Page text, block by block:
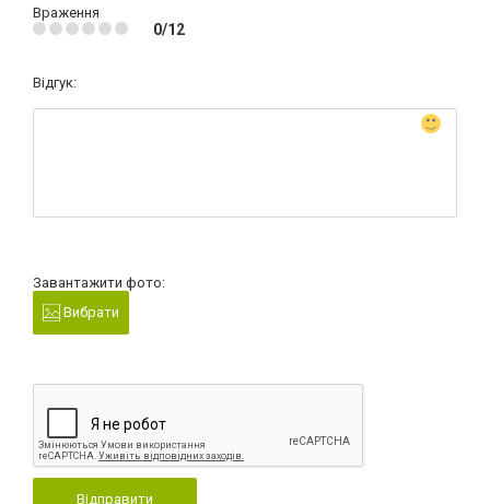
Враження
0/12
Відгук:
Завантажити фото:
Вибрати
Відправити